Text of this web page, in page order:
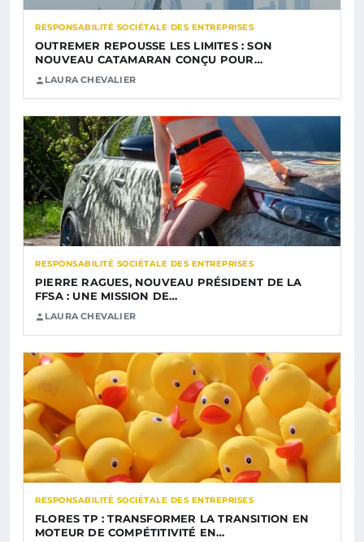
RESPONSABILITÉ SOCIÉTALE DES ENTREPRISES
OUTREMER REPOUSSE LES LIMITES : SON
NOUVEAU CATAMARAN CONÇU POUR…
LAURA CHEVALIER
RESPONSABILITÉ SOCIÉTALE DES ENTREPRISES
PIERRE RAGUES, NOUVEAU PRÉSIDENT DE LA
FFSA : UNE MISSION DE…
LAURA CHEVALIER
RESPONSABILITÉ SOCIÉTALE DES ENTREPRISES
FLORES TP : TRANSFORMER LA TRANSITION EN
MOTEUR DE COMPÉTITIVITÉ EN…